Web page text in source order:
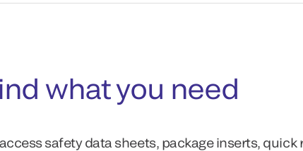
what you need
safety data sheets, package inserts, quick